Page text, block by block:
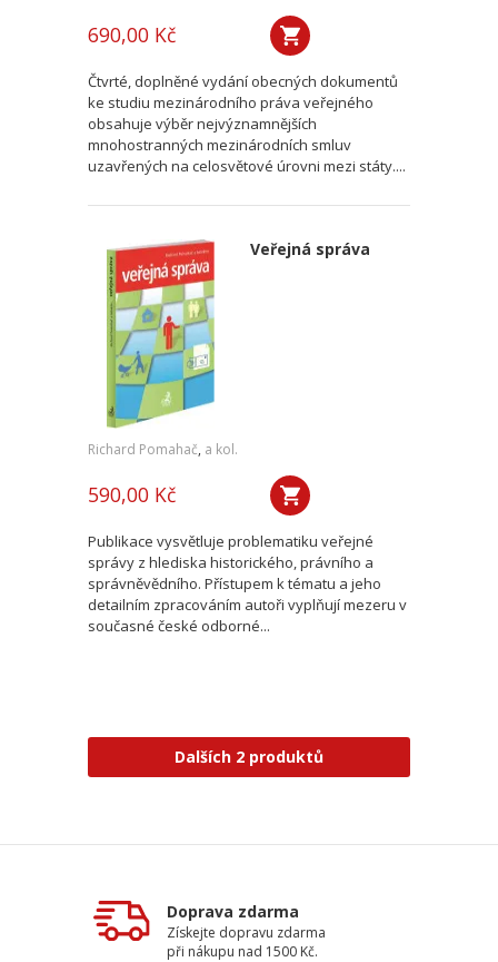
690,00 Kč
Čtvrté, doplněné vydání obecných dokumentů
ke studiu mezinárodního práva veřejného
obsahuje výběr nejvýznamnějších
mnohostranných mezinárodních smluv
uzavřených na celosvětové úrovni mezi státy....
Veřejná správa
Richard Pomahač, a kol.
590,00 Kč
Publikace vysvětluje problematiku veřejné
správy z hlediska historického, právního a
správněvědního. Přístupem k tématu a jeho
detailním zpracováním autoři vyplňují mezeru v
současné české odborné...
Dalších 2 produktů
Doprava zdarma
Získejte dopravu zdarma
při nákupu nad 1500 Kč.